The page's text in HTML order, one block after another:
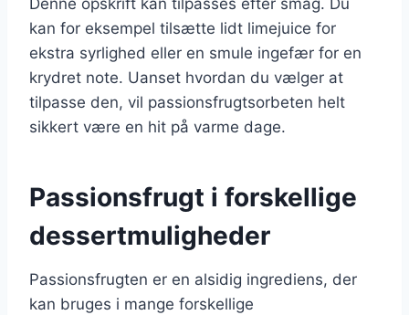
kan for eksempel tilsætte lidt limejuice for
ekstra syrlighed eller en smule ingefær for en
krydret note. Uanset hvordan du vælger at
tilpasse den, vil passionsfrugtsorbeten helt
sikkert være en hit på varme dage.
Passionsfrugt i forskellige
dessertmuligheder
Passionsfrugten er en alsidig ingrediens, der
kan bruges i mange forskellige